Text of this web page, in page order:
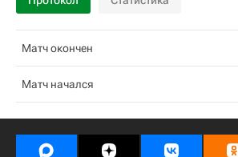
Матч окончен
Матч начался